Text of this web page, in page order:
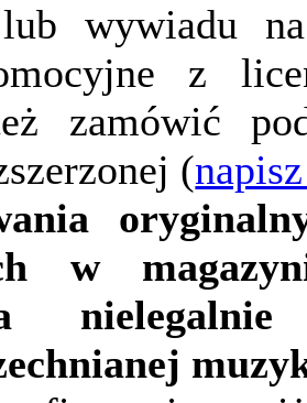
wywiadu
z
zamówić
(
w